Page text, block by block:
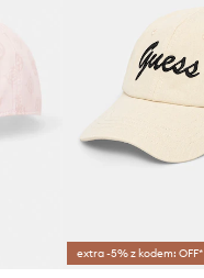
extra -5% z kodem: OFF*